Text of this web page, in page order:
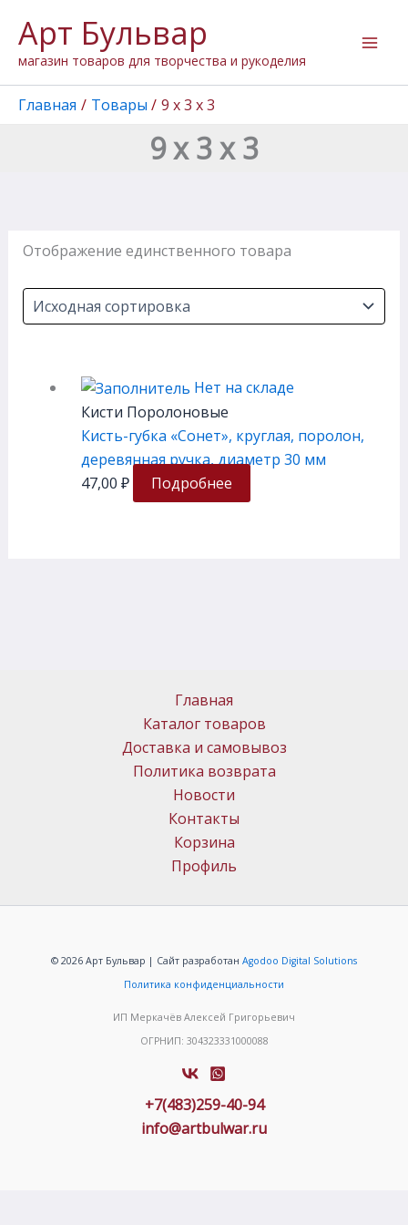
содержимому
Арт Бульвар
магазин товаров для творчества и рукоделия
Главная Товары 9 х 3 х 3
9 х 3 х 3
Отображение единственного товара
Нет на складе
Кисти Поролоновые
Кисть-губка «Сонет», круглая, поролон,
деревянная ручка, диаметр 30 мм
47,00 ₽ Подробнее
Главная
Каталог товаров
Доставка и самовывоз
Политика возврата
Новости
Контакты
Корзина
Профиль
© 2026 Арт Бульвар | Сайт разработан Agodoo Digital Solutions
Политика конфиденциальности
ИП Меркачёв Алексей Григорьевич
ОГРНИП: 304323331000088
+7(483)259-40-94
info@artbulwar.ru